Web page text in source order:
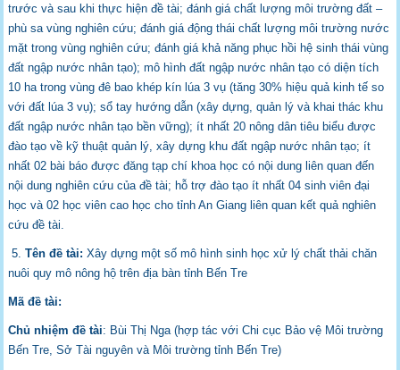
trước và sau khi thực hiện đề tài; đánh giá chất lượng môi trường đất –
phù sa vùng nghiên cứu; đánh giá động thái chất lượng môi trường nước
mặt trong vùng nghiên cứu; đánh giá khả năng phục hồi hệ sinh thái vùng
đất ngập nước nhân tạo); mô hình đất ngập nước nhân tạo có diện tích
10 ha trong vùng đê bao khép kín lúa 3 vụ (tăng 30% hiệu quả kinh tế so
với đất lúa 3 vụ); sổ tay hướng dẫn (xây dựng, quản lý và khai thác khu
đất ngập nước nhân tạo bền vững); ít nhất 20 nông dân tiêu biểu được
đào tạo về kỹ thuật quản lý, xây dựng khu đất ngập nước nhân tạo; ít
nhất 02 bài báo được đăng tạp chí khoa học có nội dung liên quan đến
nội dung nghiên cứu của đề tài; hỗ trợ đào tạo ít nhất 04 sinh viên đại
học và 02 học viên cao học cho tỉnh An Giang liên quan kết quả nghiên
cứu đề tài.
5.Tên đề tài: Xây dựng một số mô hình sinh học xử lý chất thải chăn
nuôi quy mô nông hộ trên địa bàn tỉnh Bến Tre
Mã đề tài:
Chủ nhiệm đề tài: Bùi Thị Nga (hợp tác với Chi cục Bảo vệ Môi trường
Bến Tre, Sở Tài nguyên và Môi trường tỉnh Bến Tre)